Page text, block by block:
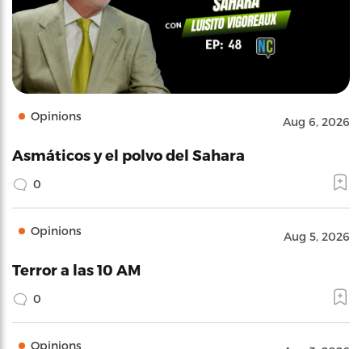
Opinions Aug 6, 2026
Asmáticos y el polvo del Sahara
0
Opinions Aug 5, 2026
Terror a las 10 AM
0
Opinions